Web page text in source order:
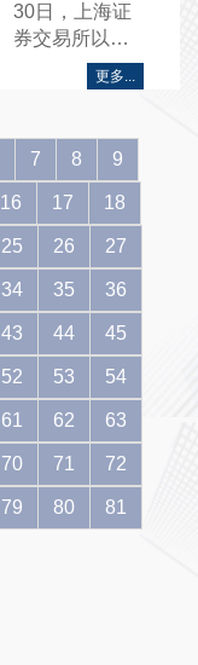
30日，上海证
券交易所以上
证函〔2021〕
887号发布关
更多...
7 8 9
16 17 18
25 26 27
34 35 36
43 44 45
52 53 54
61 62 63
70 71 72
79 80 81